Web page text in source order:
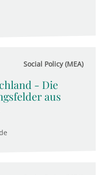
Social Policy (MEA)
- Die
aus